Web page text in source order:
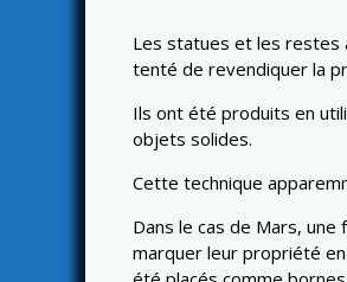
Les statues et les restes
tenté de revendiquer la
Ils ont été produits en
objets solides.
Cette technique
Dans le cas de Mars,
marquer leur propriété